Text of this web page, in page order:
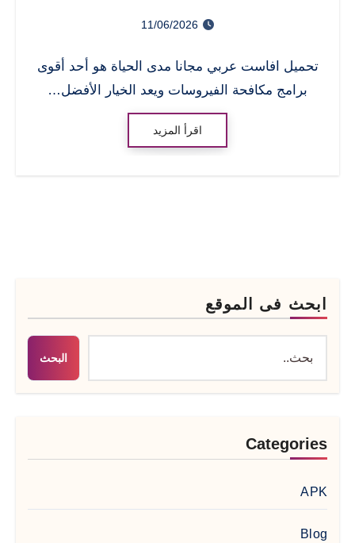
11/06/2026
تحميل افاست عربي مجانا مدى الحياة هو أحد أقوى
برامج مكافحة الفيروسات ويعد الخيار الأفضل…
اقرأ المزيد
ابحث فى الموقع
البحث
Categories
APK
Blog